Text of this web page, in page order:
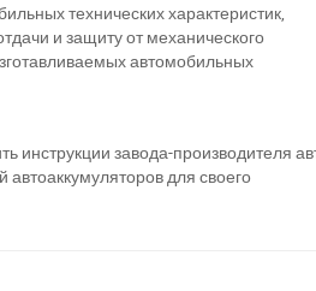
технических характеристик,
и защиту от механического
автомобильных
инструкции завода-производителя
для своего